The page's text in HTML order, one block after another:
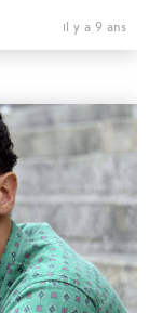
il y a 9 ans